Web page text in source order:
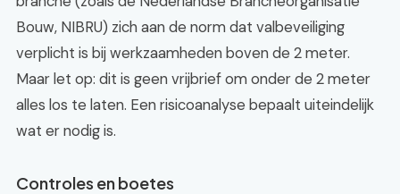
Bouw, NIBRU) zich aan de norm dat valbeveiliging
verplicht is bij werkzaamheden boven de 2 meter.
Maar let op: dit is geen vrijbrief om onder de 2 meter
alles los te laten. Een risicoanalyse bepaalt uiteindelijk
wat er nodig is.
Controles en boetes